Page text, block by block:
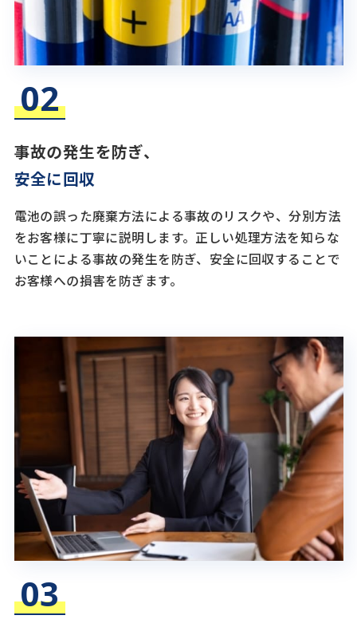
事故の発生を防ぎ、
安全に回収
電池の誤った廃棄方法による事故のリスクや、分別方法
をお客様に丁寧に説明します。正しい処理方法を知らな
いことによる事故の発生を防ぎ、安全に回収することで
お客様への損害を防ぎます。